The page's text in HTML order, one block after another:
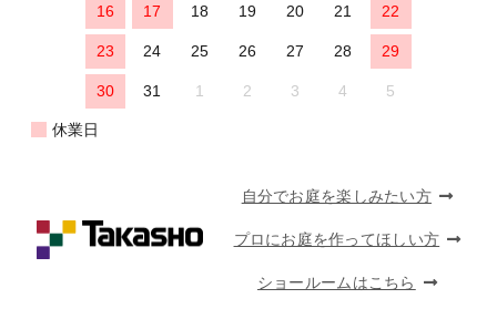
16 17 18 19 20 21 22
23 24 25 26 27 28 29
30 31 1 2 3 4 5
休業日
自分でお庭を楽しみたい方
プロにお庭を作ってほしい方
ショールームはこちら